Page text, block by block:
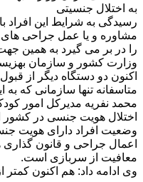
به اختلال جنسیتی
رسیدگی به شرایط این افراد
مشاوره و یا عمل جراحی های
وزارت کشور و سازمان
اكنون دو دستگاه دیگر از
متاسفانه تنها سازمانی که
محمد نفریه مدیرکل امور
اختلال هویت جنسی در
وضعیت افراد دارای هویت
اعمال جراحی و قانون
معافیت از سربازی است.